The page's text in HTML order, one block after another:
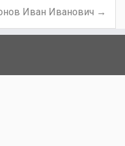
Иван Иванович →